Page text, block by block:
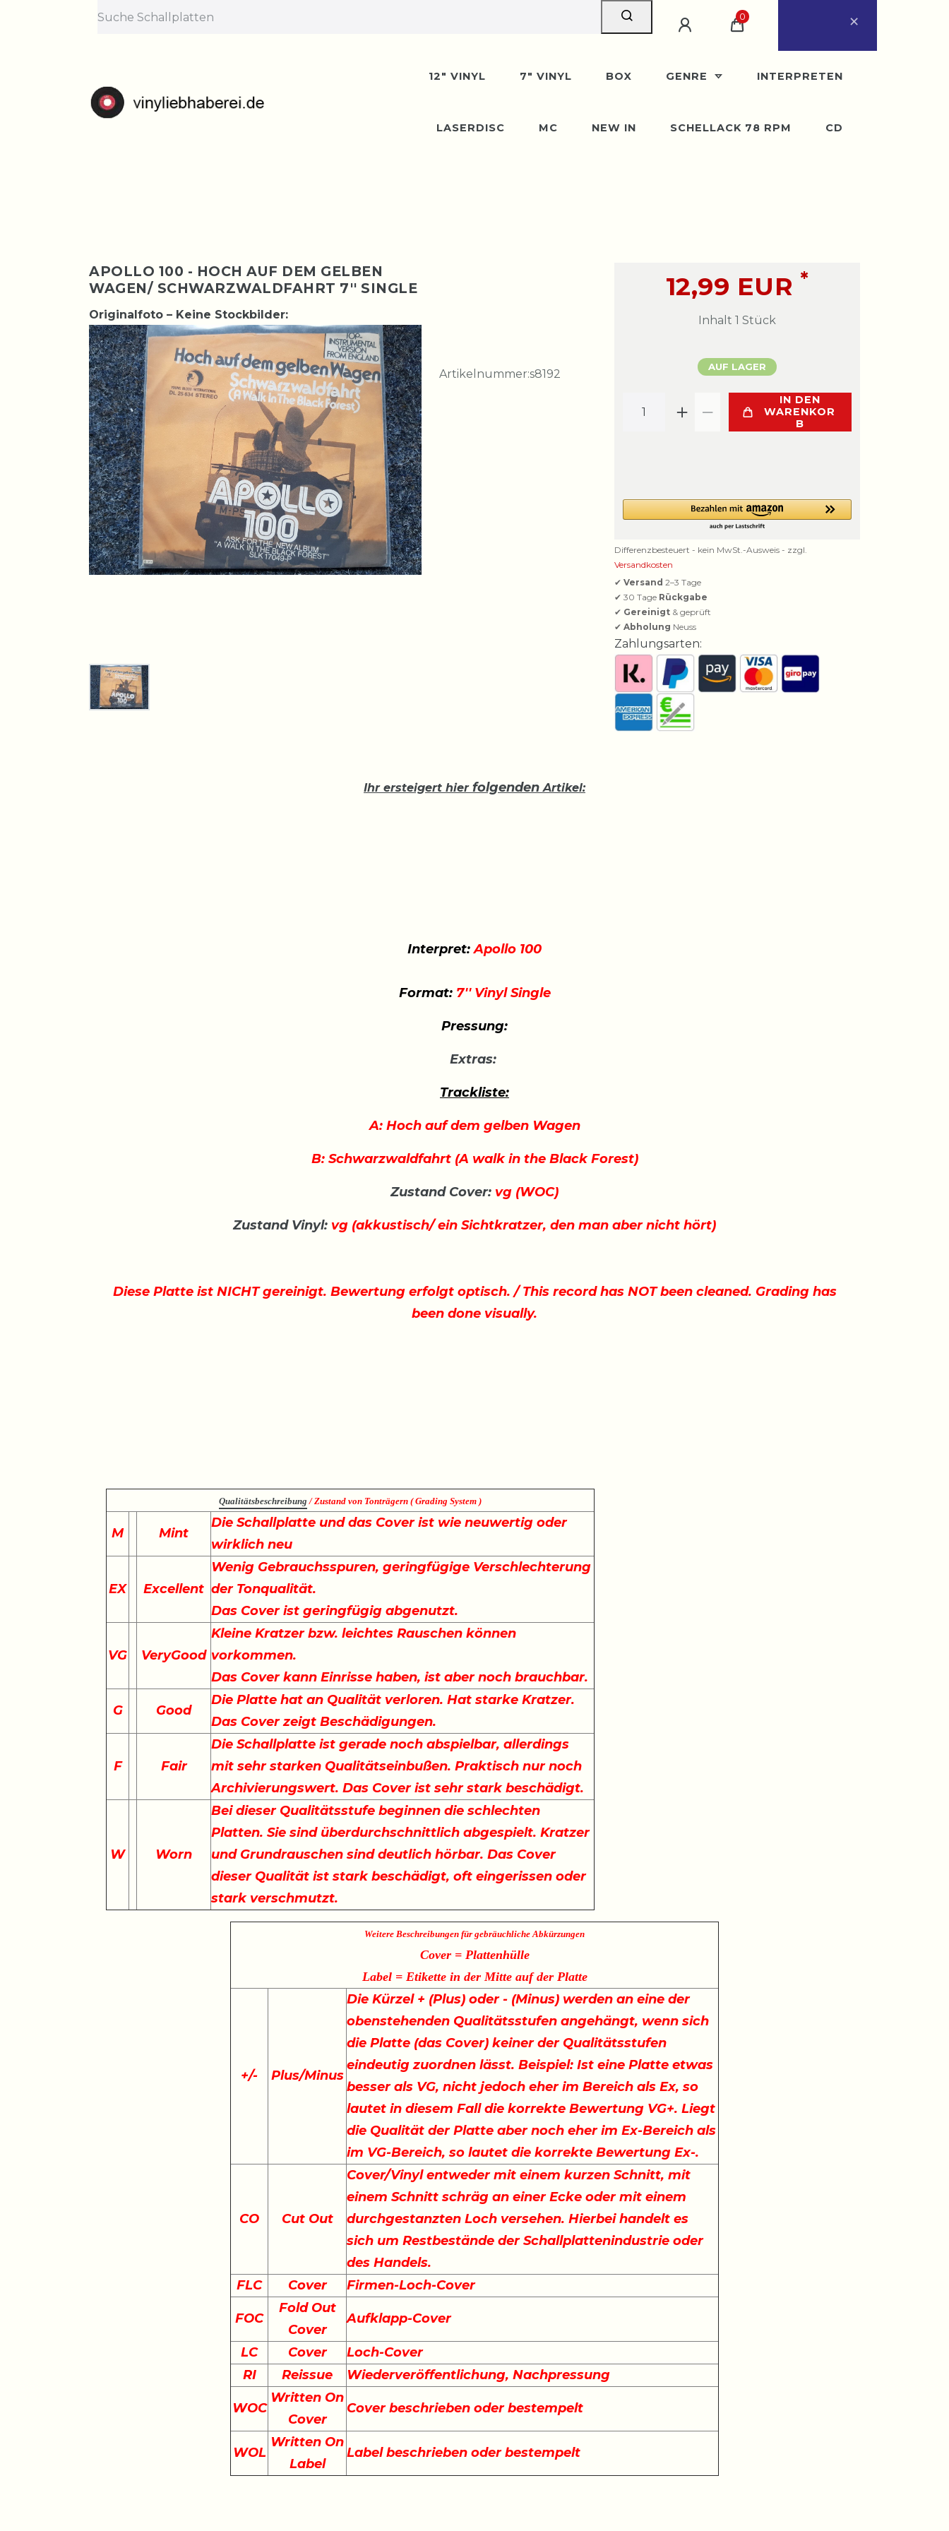
Lieferpause vom 10. bis 29. August
August. Danke für euer Verständnis!
×
0
12" VINYL 7" VINYL BOX GENRE INTERPRETEN
LASERDISC MC NEW IN SCHELLACK 78 RPM CD
APOLLO 100 - HOCH AUF DEM GELBEN
WAGEN/ SCHWARZWALDFAHRT 7'' SINGLE
Originalfoto – Keine Stockbilder:
Artikelnummer:s8192
12,99 EUR *
Inhalt 1 Stück
AUF LAGER
IN DEN
WARENKOR
B
Differenzbesteuert - kein MwSt.-Ausweis - zzgl.
Versandkosten
✔ Versand 2–3 Tage
✔ 30 Tage Rückgabe
✔ Gereinigt & geprüft
✔ Abholung Neuss
Zahlungsarten:
Ihr ersteigert hier folgenden Artikel:
Interpret:Apollo 100
Format:7'' Vinyl Single
Pressung:
Extras:
Trackliste:
A: Hoch auf dem gelben Wagen
B: Schwarzwaldfahrt (A walk in the Black Forest)
Zustand Cover: vg (WOC)
Zustand Vinyl: vg (akkustisch/ ein Sichtkratzer, den man aber nicht hört)
Diese Platte ist NICHT gereinigt. Bewertung erfolgt optisch. / This record has NOT been cleaned. Grading has
been done visually.
Qualitätsbeschreibung / Zustand von Tonträgern ( Grading System )
M Mint
Die Schallplatte und das Cover ist wie neuwertig oder
wirklich neu
EX Excellent
Wenig Gebrauchsspuren, geringfügige Verschlechterung
der Tonqualität.
Das Cover ist geringfügig abgenutzt.
VG VeryGood
Kleine Kratzer bzw. leichtes Rauschen können
vorkommen.
Das Cover kann Einrisse haben, ist aber noch brauchbar.
G Good
Die Platte hat an Qualität verloren. Hat starke Kratzer.
Das Cover zeigt Beschädigungen.
F Fair
Die Schallplatte ist gerade noch abspielbar, allerdings
mit sehr starken Qualitätseinbußen. Praktisch nur noch
Archivierungswert. Das Cover ist sehr stark beschädigt.
W Worn
Bei dieser Qualitätsstufe beginnen die schlechten
Platten. Sie sind überdurchschnittlich abgespielt. Kratzer
und Grundrauschen sind deutlich hörbar. Das Cover
dieser Qualität ist stark beschädigt, oft eingerissen oder
stark verschmutzt.
Weitere Beschreibungen für gebräuchliche Abkürzungen
Cover = Plattenhülle
Label = Etikette in der Mitte auf der Platte
+/- Plus/Minus
Die Kürzel + (Plus) oder - (Minus) werden an eine der
obenstehenden Qualitätsstufen angehängt, wenn sich
die Platte (das Cover) keiner der Qualitätsstufen
eindeutig zuordnen lässt. Beispiel: Ist eine Platte etwas
besser als VG, nicht jedoch eher im Bereich als Ex, so
lautet in diesem Fall die korrekte Bewertung VG+. Liegt
die Qualität der Platte aber noch eher im Ex-Bereich als
im VG-Bereich, so lautet die korrekte Bewertung Ex-.
CO Cut Out
Cover/Vinyl entweder mit einem kurzen Schnitt, mit
einem Schnitt schräg an einer Ecke oder mit einem
durchgestanzten Loch versehen. Hierbei handelt es
sich um Restbestände der Schallplattenindustrie oder
des Handels.
FLC
Cover Firmen-Loch-Cover
FOC
Fold Out
Cover
Aufklapp-Cover
LC Cover
Loch-Cover
RI
Reissue Wiederveröffentlichung, Nachpressung
WOC
Written On
Cover
Cover beschrieben oder bestempelt
WOL
Written On
Label
Label beschrieben oder bestempelt